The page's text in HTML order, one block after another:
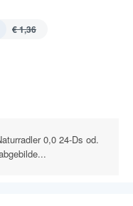
€ 1,36
0,0 24-Ds od.